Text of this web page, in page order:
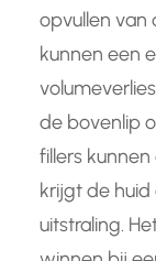
opvullen van
kunnen een
de bovenlip
fillers
krijgt de
uitstraling.